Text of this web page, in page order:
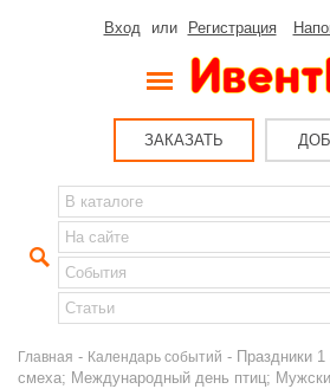
Вход или Регистрация
ЗАКАЗАТЬ
Главная - Календарь событий - Праздники
смеха; Международный день птиц;